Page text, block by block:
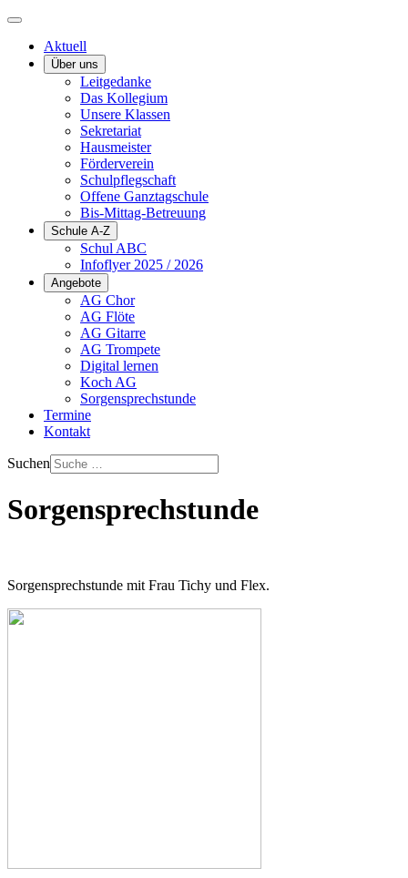
Aktuell
Über uns
Leitgedanke
Das Kollegium
Unsere Klassen
Sekretariat
Hausmeister
Förderverein
Schulpflegschaft
Offene Ganztagschule
Bis-Mittag-Betreuung
Schule A-Z
Schul ABC
Infoflyer 2025 / 2026
Angebote
AG Chor
AG Flöte
AG Gitarre
AG Trompete
Digital lernen
Koch AG
Sorgensprechstunde
Termine
Kontakt
Suchen
Sorgensprechstunde
Sorgensprechstunde mit Frau Tichy und Flex.